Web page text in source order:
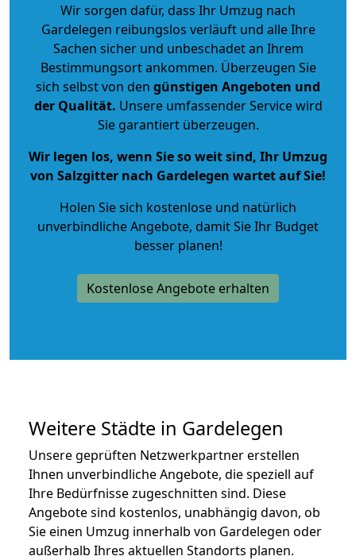
Wir sorgen dafür, dass Ihr Umzug nach
Gardelegen reibungslos verläuft und alle Ihre
Sachen sicher und unbeschadet an Ihrem
Bestimmungsort ankommen. Überzeugen Sie
sich selbst von den günstigen Angeboten und
der Qualität. Unsere umfassender Service wird
Sie garantiert überzeugen.
Wir legen los, wenn Sie so weit sind, Ihr Umzug
von Salzgitter nach Gardelegen wartet auf Sie!
Holen Sie sich kostenlose und natürlich
unverbindliche Angebote, damit Sie Ihr Budget
besser planen!
Kostenlose Angebote erhalten
Weitere Städte in Gardelegen
Unsere geprüften Netzwerkpartner erstellen
Ihnen unverbindliche Angebote, die speziell auf
Ihre Bedürfnisse zugeschnitten sind. Diese
Angebote sind kostenlos, unabhängig davon, ob
Sie einen Umzug innerhalb von Gardelegen oder
außerhalb Ihres aktuellen Standorts planen.